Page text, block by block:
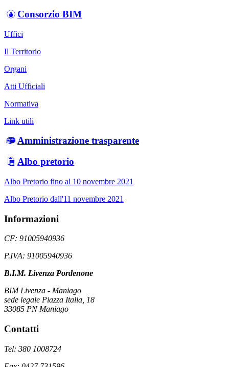
Consorzio BIM
Uffici
Il Territorio
Organi
Atti Ufficiali
Normativa
Link utili
Amministrazione trasparente
Albo pretorio
Albo Pretorio fino al 10 novembre 2021
Albo Pretorio dall'11 novembre 2021
Informazioni
CF: 91005940936
P.IVA: 91005940936
B.I.M. Livenza Pordenone
BIM Livenza - Maniago
sede legale Piazza Italia, 18
33085 PN Maniago
Contatti
Tel: 380 1008724